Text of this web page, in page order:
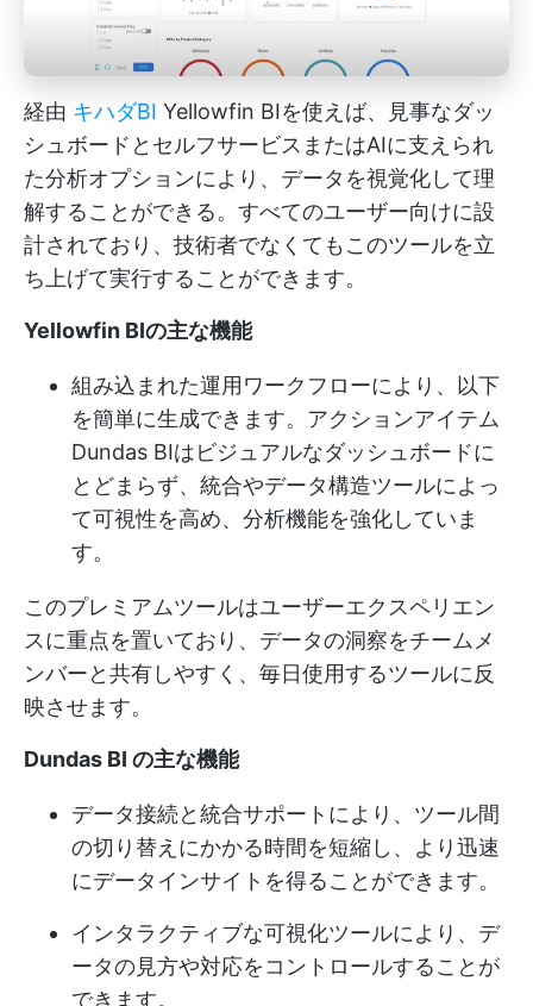
経由 キハダBI Yellowfin BIを使えば、見事なダッ
シュボードとセルフサービスまたはAIに支えられ
た分析オプションにより、データを視覚化して理
解することができる。すべてのユーザー向けに設
計されており、技術者でなくてもこのツールを立
ち上げて実行することができます。
Yellowfin BIの主な機能
組み込まれた運用ワークフローにより、以下
を簡単に生成できます。 アクションアイテム
Dundas BIはビジュアルなダッシュボードに
とどまらず、統合やデータ構造ツールによっ
て可視性を高め、分析機能を強化していま
す。
このプレミアムツールはユーザーエクスペリエン
スに重点を置いており、データの洞察をチームメ
ンバーと共有しやすく、毎日使用するツールに反
映させます。
Dundas BI の主な機能
データ接続と統合サポートにより、ツール間
の切り替えにかかる時間を短縮し、より迅速
にデータインサイトを得ることができます。
インタラクティブな可視化ツールにより、デ
ータの見方や対応をコントロールすることが
できます。